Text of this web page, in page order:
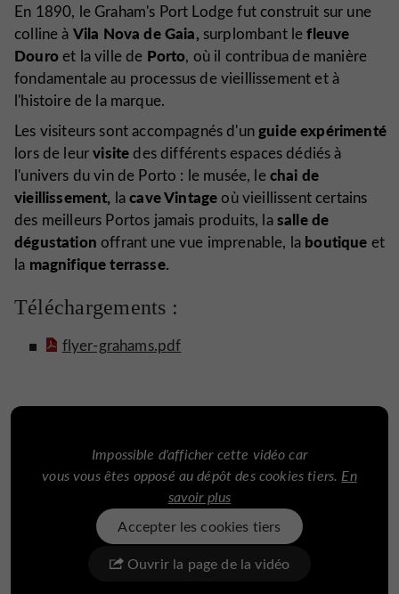
En 1890, le Graham's Port Lodge fut construit sur une
colline à Vila Nova de Gaia,surplombant lefleuve
Douroet la ville de Porto, où il contribua de manière
fondamentale au processus de vieillissement et à
l'histoire de la marque.
Les visiteurs sont accompagnés d'unguide expérimenté
lors de leurvisite des différents espaces dédiés à
l'univers du vin de Porto : le musée, lechai de
vieillissement, lacave Vintageoù vieillissent certains
des meilleurs Portos jamais produits, lasalle de
dégustationoffrant une vue imprenable, la boutique et
la magnifique terrasse.
Téléchargements :
flyer-grahams.pdf
Impossible d'afficher cette vidéo car
vous vous êtes opposé au dépôt des cookies tiers. En
savoir plus
Accepter les cookies tiers
Ouvrir la page de la vidéo